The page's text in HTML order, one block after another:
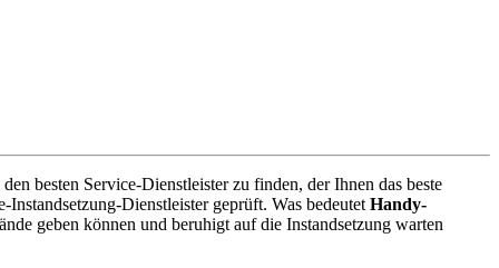
besten Service-Dienstleister zu finden, der Ihnen das beste
Dienstleister geprüft. Was bedeutet Handy-
geben können und beruhigt auf die Instandsetzung warten